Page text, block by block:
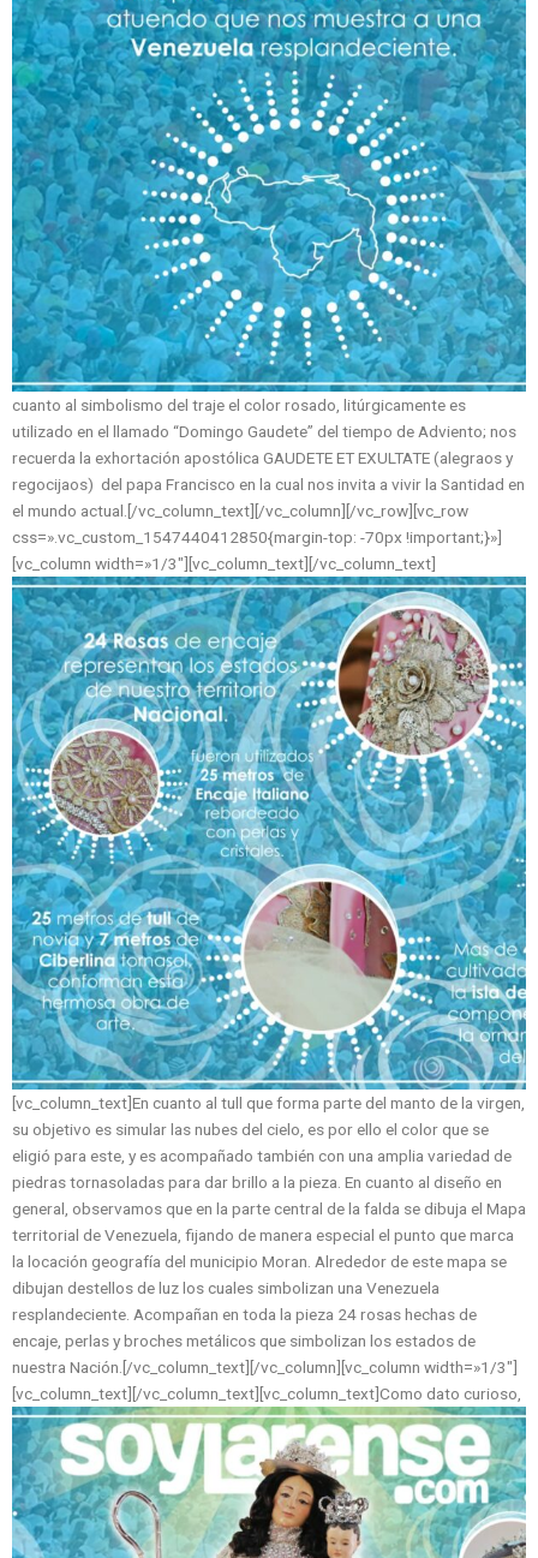
cuanto al simbolismo del traje el color rosado, litúrgicamente es
utilizado en el llamado “Domingo Gaudete” del tiempo de Adviento; nos
recuerda la exhortación apostólica GAUDETE ET EXULTATE (alegraos y
regocijaos) del papa Francisco en la cual nos invita a vivir la Santidad en
el mundo actual.[/vc_column_text][/vc_column][/vc_row][vc_row
css=».vc_custom_1547440412850{margin-top: -70px !important;}»]
[vc_column width=»1/3″][vc_column_text][/vc_column_text]
[vc_column_text]En cuanto al tull que forma parte del manto de la virgen,
su objetivo es simular las nubes del cielo, es por ello el color que se
eligió para este, y es acompañado también con una amplia variedad de
piedras tornasoladas para dar brillo a la pieza. En cuanto al diseño en
general, observamos que en la parte central de la falda se dibuja el Mapa
territorial de Venezuela, fijando de manera especial el punto que marca
la locación geografía del municipio Moran. Alrededor de este mapa se
dibujan destellos de luz los cuales simbolizan una Venezuela
resplandeciente. Acompañan en toda la pieza 24 rosas hechas de
encaje, perlas y broches metálicos que simbolizan los estados de
nuestra Nación.[/vc_column_text][/vc_column][vc_column width=»1/3″]
[vc_column_text] [/vc_column_text][vc_column_text]Como dato curioso,